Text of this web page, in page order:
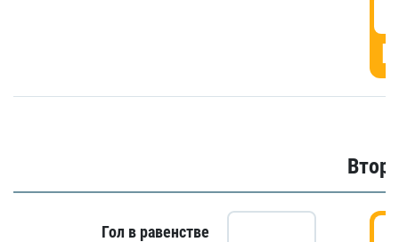
Гол в равенстве